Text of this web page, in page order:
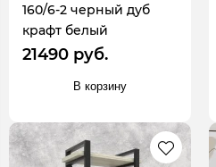
160/6-2 черный дуб
крафт белый
21490 руб.
В корзину